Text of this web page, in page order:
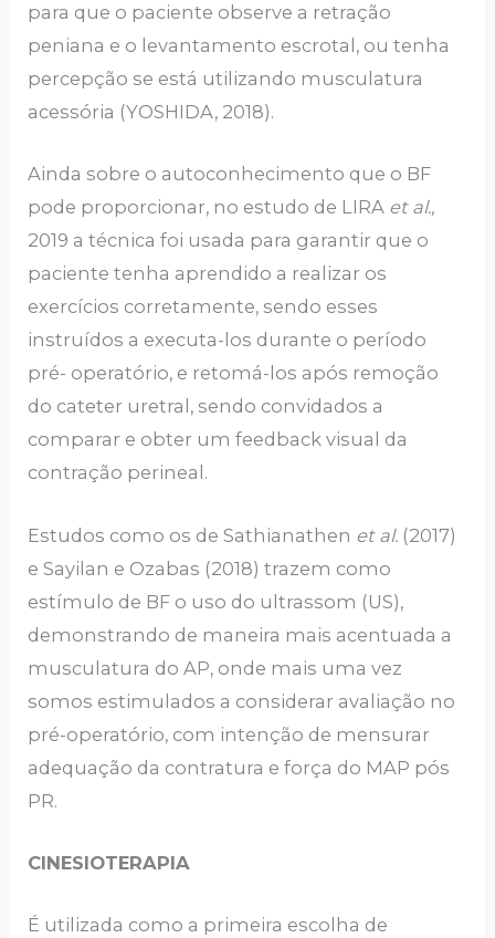
para que o paciente observe a retração
peniana e o levantamento escrotal, ou tenha
percepção se está utilizando musculatura
acessória (YOSHIDA, 2018).
Ainda sobre o autoconhecimento que o BF
pode proporcionar, no estudo de LIRA et al.,
2019 a técnica foi usada para garantir que o
paciente tenha aprendido a realizar os
exercícios corretamente, sendo esses
instruídos a executa-los durante o período
pré- operatório, e retomá-los após remoção
do cateter uretral, sendo convidados a
comparar e obter um feedback visual da
contração perineal.
Estudos como os de Sathianathen et al. (2017)
e Sayilan e Ozabas (2018) trazem como
estímulo de BF o uso do ultrassom (US),
demonstrando de maneira mais acentuada a
musculatura do AP, onde mais uma vez
somos estimulados a considerar avaliação no
pré-operatório, com intenção de mensurar
adequação da contratura e força do MAP pós
PR.
CINESIOTERAPIA
É utilizada como a primeira escolha de